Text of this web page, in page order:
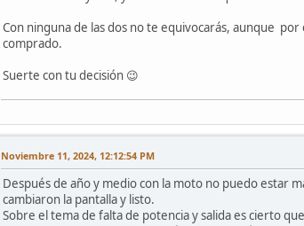
Con ninguna de las dos no te equivocarás, aunque
comprado.
Suerte con tu decisión 😉
Noviembre 11, 2024, 12:12:54 PM
Después de año y medio con la moto no puedo estar
cambiaron la pantalla y listo.
Sobre el tema de falta de potencia y salida es cierto